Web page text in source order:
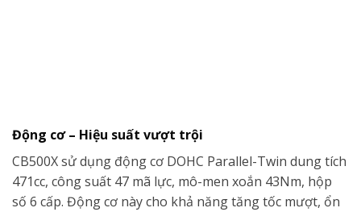
Động cơ – Hiệu suất vượt trội
CB500X sử dụng động cơ DOHC Parallel-Twin dung tích
471cc, công suất 47 mã lực, mô-men xoắn 43Nm, hộp
số 6 cấp. Động cơ này cho khả năng tăng tốc mượt, ổn